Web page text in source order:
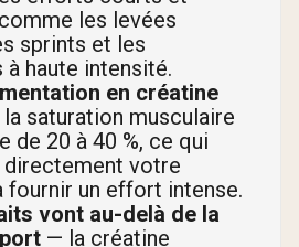
les levées
sprints et les
à haute intensité.
en créatine
saturation musculaire
de 20 à 40 %, ce qui
directement votre
fournir un effort intense.
vont au-delà de la
— la créatine